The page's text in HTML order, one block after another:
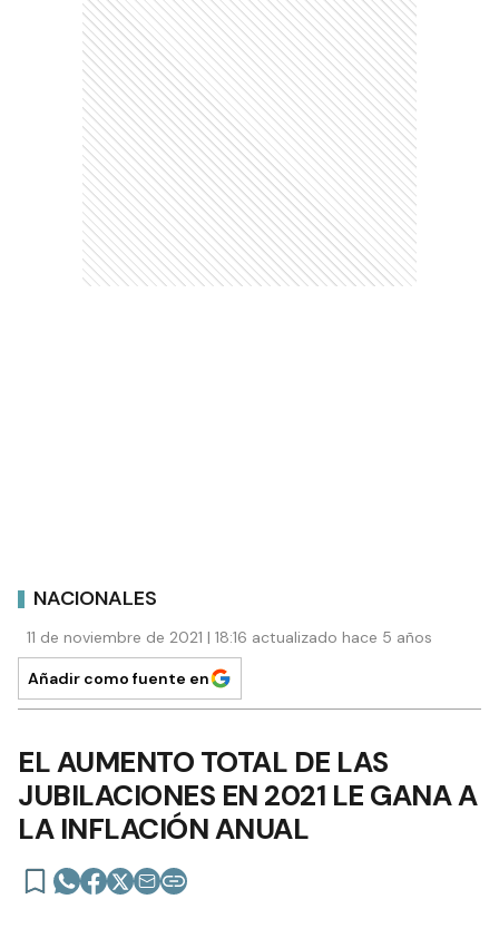
NACIONALES
11 de noviembre de 2021 | 18:16 actualizado hace 5 años
Añadir como fuente en
EL AUMENTO TOTAL DE LAS
JUBILACIONES EN 2021 LE GANA A
LA INFLACIÓN ANUAL